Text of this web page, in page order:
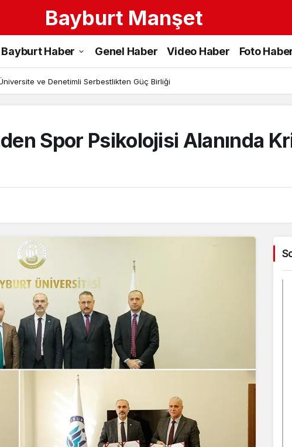
Bayburt Manşet
Bayburt Haber Genel Haber Video Haber Foto
ve Denetimli Serbestlikten Güç Birliği
Spor Psikolojisi Alanında